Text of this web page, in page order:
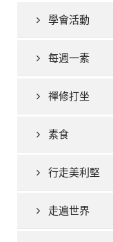
學會活動
每週一素
禪修打坐
素食
行走美利堅
走遍世界